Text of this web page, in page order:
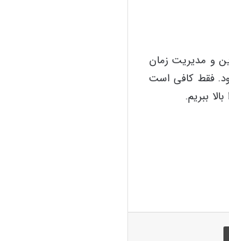
و مدیریت زمان
فقط کافی است
ببریم.